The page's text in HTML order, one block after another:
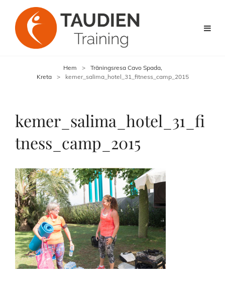
Hem >
Träningsresa Cavo Spada,
Kreta
> kemer_salima_hotel_31_fitness_camp_2015
kemer_salima_hotel_31_fi
tness_camp_2015